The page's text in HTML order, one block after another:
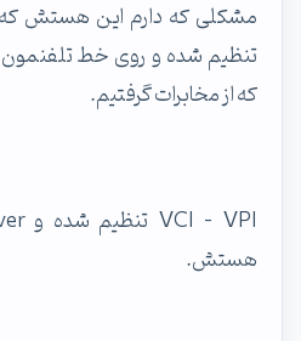
که از مخابرات گرفتیم.
هستش.